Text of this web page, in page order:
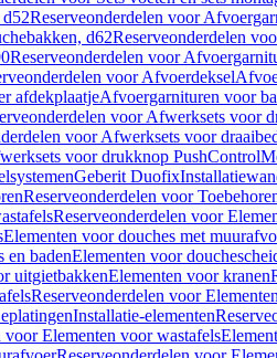
Reserveonderdelen voor
d62Reserveonderdelen
Reserveonderdelen voor
voor Afvoerdeksel
afdekplaatjeAfvoergarnituren voor
voor Afwerksets voor
voor Afwerksets voor
voor drukknop PushControl
Geberit Duofix
Reserveonderdelen voor
Reserveonderdelen voor
Elementen voor douches met
en badenElementen voor
uitgietbakkenElementen voor kranen
Reserveonderdelen voor
Installatie-elementen
voor Elementen voor wastafels